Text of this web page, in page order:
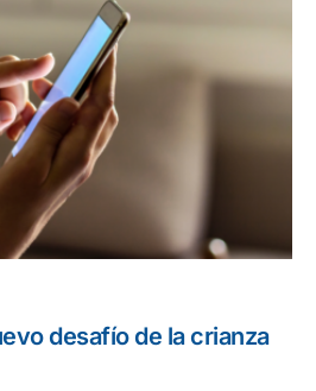
desafío de la crianza